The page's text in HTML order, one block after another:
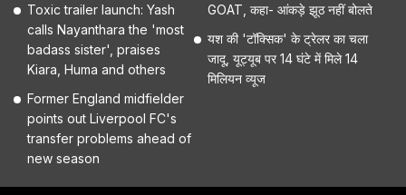
Toxic trailer launch: Yash
calls Nayanthara the 'most
badass sister', praises
Kiara, Huma and others
Former England midfielder
points out Liverpool FC's
transfer problems ahead of
new season
GOAT, कहा- आंकड़े झूठ नहीं बोलते
यश की 'टॉक्सिक' के ट्रेलर का चला
जादू, यूट्यूब पर 14 घंटे में मिले 14
मिलियन व्यूज